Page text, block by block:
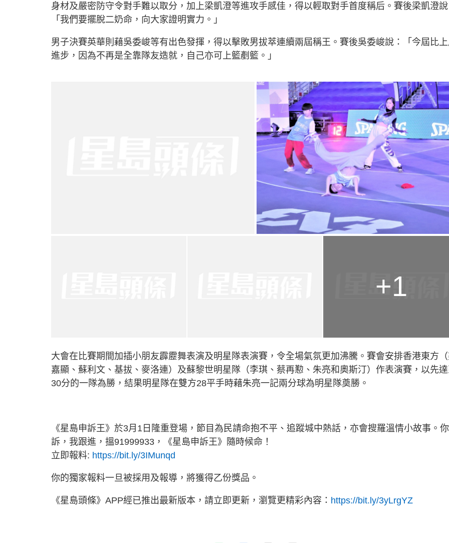
身材及嚴密防守令對手難以取分，加上梁凱澄等進攻手感佳，得以輕取對手首度稱后。賽後梁凱澄
「我們要擺脫二奶命，向大家證明實力。」
男子決賽英華則藉吳委峻等有出色發揮，得以擊敗男拔萃連續兩屆稱王。賽後吳委峻說：「今屆比
進步，因為不再是全靠隊友造就，自己亦可上籃剷籃。」
+1
大會在比賽期間加插小朋友霹靂舞表演及明星隊表演賽，令全場氣氛更加沸騰。賽會安排香港東方
嘉顯、蘇利文、基拔、麥洛連）及蘇黎世明星隊（李琪、蔡再懃、朱亮和奧斯汀）作表演賽，以先
30分的一隊為勝，結果明星隊在雙方28平手時藉朱亮一記兩分球為明星隊奠勝。
《星島申訴王》於3月1日隆重登場，節目為民請命抱不平、追蹤城中熱話，亦會搜羅溫情小故事。
訴，我跟進，搵91999933，《星島申訴王》隨時候命！
立即報料: https://bit.ly/3IMunqd
你的獨家報料一旦被採用及報導，將獲得乙份獎品。
《星島頭條》APP經已推出最新版本，請立即更新，瀏覽更精彩內容： https://bit.ly/3yLrgYZ